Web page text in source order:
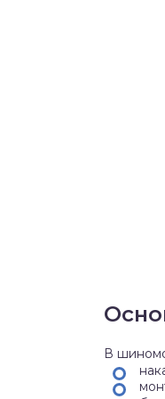
В